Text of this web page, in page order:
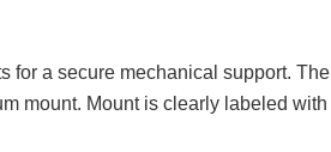
for a secure mechanical support.
mount. Mount is clearly labeled